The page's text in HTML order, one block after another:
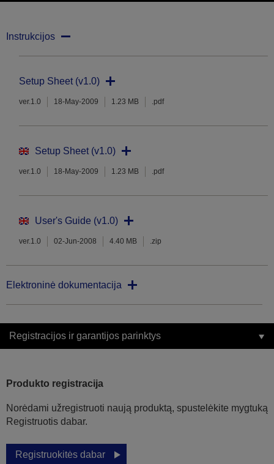
Instrukcijos
Setup Sheet (v1.0)
ver.1.0 18-May-2009 1.23 MB .pdf
Setup Sheet (v1.0)
ver.1.0 18-May-2009 1.23 MB .pdf
User's Guide (v1.0)
ver.1.0 02-Jun-2008 4.40 MB .zip
Elektroninė dokumentacija
Registracijos ir garantijos parinktys
Produkto registracija
Norėdami užregistruoti naują produktą, spustelėkite mygtuką
Registruotis dabar.
Registruokitės dabar